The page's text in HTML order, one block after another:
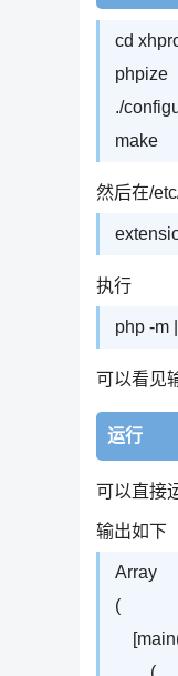
cd
phpize
./
make
然后在/
执行
php -m
可以看见
运行
可以直接
输出如下
Array
(
(